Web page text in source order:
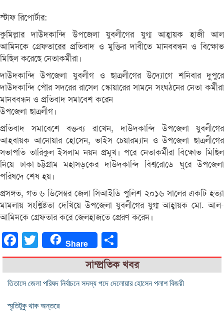
স্টাফ রিপোর্টার:
কুমিল্লার দাউদকান্দি উপজেলা যুবলীগের যুগ্ম আহ্বায়ক হাজী আল
আমিনকে গ্রেফতারের প্রতিবাদ ও মুক্তির দাবীতে মানববন্ধন ও বিক্ষোভ
মিছিল করেছে নেতাকর্মীরা।
দাউদকান্দি উপজেলা যুবলীগ ও ছাত্রলীগের উদ্যোগে শনিবার দুপুরে
দাউদকান্দি পৌর সদরের রাসেল স্কোয়ারের সামনে সংঘঠনের নেতা কর্মীরা
মানববন্ধন ও প্রতিবাদ সমাবেশ করেন
উপজেলা ছাত্রলীগ।
প্রতিবাদ সমাবেশে বক্তব্য রাখেন, দাউদকান্দি উপজেলা যুবলীগের
আহবায়ক আনোয়ার হোসেন, ভাইস চেয়ারম্যান ও উপজেলা ছাত্রলীগের
সভাপতি তারিকুল ইসলাম নয়ন প্রমূখ। পরে নেতাকর্মীরা বিক্ষোভ মিছিল
নিয়ে ঢাকা-চট্টগ্রাম মহাসড়কের দাউদকান্দি বিশ্বরোডে ঘুরে উপজেলা
পরিষদে শেষ হয়।
প্রসঙ্গত, গত ৬ ডিসেম্বর জেলা সিআইডি পুলিশ ২০১৬ সালের একটি হত্যা
মামলায় সংশ্লিষ্টতা দেখিয়ে উপজেলা যুবলীগের যুগ্ম আহ্বায়ক মো. আল-
আমিনকে গ্রেফতার করে জেলহাজতে প্রেরণ করেন।
FacebookTwitter Share
সাম্প্রতিক খবর
তিতাসে জেলা পরিষদ নির্বাচনে সদস্য পদে দেলোয়ার হোসেন পলাশ বিজয়ী
স্মৃতিটুকু থাক অন্তরে